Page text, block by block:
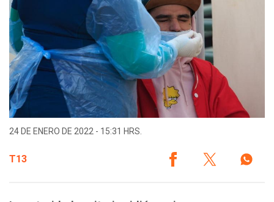
24 DE ENERO DE 2022 - 15:31 HRS.
T13